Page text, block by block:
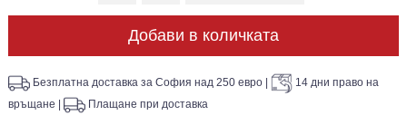
Добави в количката
Безплатна доставка за София над 250 евро
14 дни право на
връщане
Плащане при доставка